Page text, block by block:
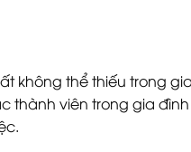
không thể thiếu trong
thành viên trong gia